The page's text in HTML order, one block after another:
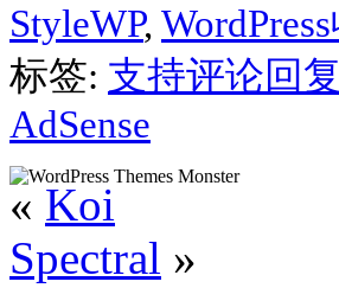
StyleWP,
标签: 支持评论回复
AdSense
« Koi
Spectral »